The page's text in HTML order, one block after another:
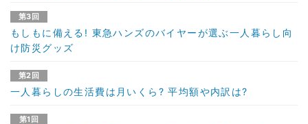
第3回
もしもに備える! 東急ハンズのバイヤーが選ぶ一人暮らし向
け防災グッズ
第2回
一人暮らしの生活費は月いくら? 平均額や内訳は?
第1回